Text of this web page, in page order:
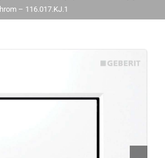
hrom – 116.017.KJ.1